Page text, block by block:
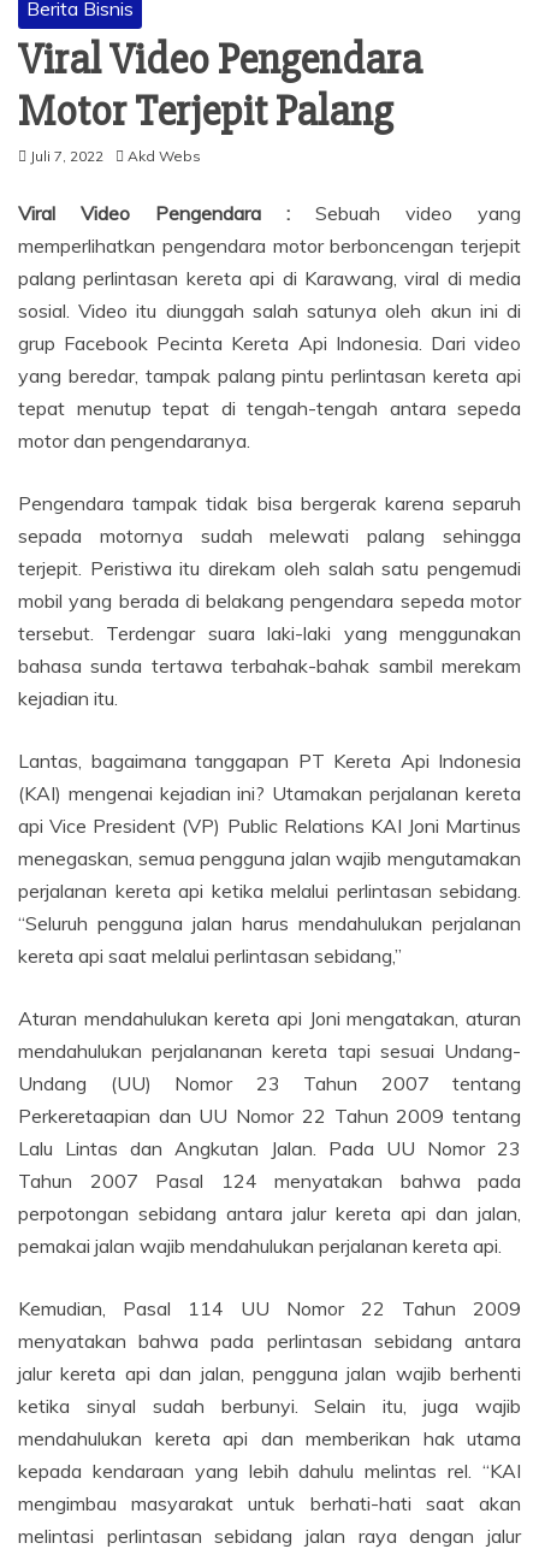
Berita Bisnis
Viral Video Pengendara
Motor Terjepit Palang
Juli 7, 2022 Akd Webs
Viral Video Pengendara : Sebuah video yang
memperlihatkan pengendara motor berboncengan terjepit
palang perlintasan kereta api di Karawang, viral di media
sosial. Video itu diunggah salah satunya oleh akun ini di
grup Facebook Pecinta Kereta Api Indonesia. Dari video
yang beredar, tampak palang pintu perlintasan kereta api
tepat menutup tepat di tengah-tengah antara sepeda
motor dan pengendaranya.
Pengendara tampak tidak bisa bergerak karena separuh
sepada motornya sudah melewati palang sehingga
terjepit. Peristiwa itu direkam oleh salah satu pengemudi
mobil yang berada di belakang pengendara sepeda motor
tersebut. Terdengar suara laki-laki yang menggunakan
bahasa sunda tertawa terbahak-bahak sambil merekam
kejadian itu.
Lantas, bagaimana tanggapan PT Kereta Api Indonesia
(KAI) mengenai kejadian ini? Utamakan perjalanan kereta
api Vice President (VP) Public Relations KAI Joni Martinus
menegaskan, semua pengguna jalan wajib mengutamakan
perjalanan kereta api ketika melalui perlintasan sebidang.
“Seluruh pengguna jalan harus mendahulukan perjalanan
kereta api saat melalui perlintasan sebidang,”
Aturan mendahulukan kereta api Joni mengatakan, aturan
mendahulukan perjalananan kereta tapi sesuai Undang-
Undang (UU) Nomor 23 Tahun 2007 tentang
Perkeretaapian dan UU Nomor 22 Tahun 2009 tentang
Lalu Lintas dan Angkutan Jalan. Pada UU Nomor 23
Tahun 2007 Pasal 124 menyatakan bahwa pada
perpotongan sebidang antara jalur kereta api dan jalan,
pemakai jalan wajib mendahulukan perjalanan kereta api.
Kemudian, Pasal 114 UU Nomor 22 Tahun 2009
menyatakan bahwa pada perlintasan sebidang antara
jalur kereta api dan jalan, pengguna jalan wajib berhenti
ketika sinyal sudah berbunyi. Selain itu, juga wajib
mendahulukan kereta api dan memberikan hak utama
kepada kendaraan yang lebih dahulu melintas rel. “KAI
mengimbau masyarakat untuk berhati-hati saat akan
melintasi perlintasan sebidang jalan raya dengan jalur